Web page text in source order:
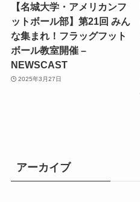
【名城大学・アメリカンフ
ットボール部】第21回 みん
な集まれ！フラッグフット
ボール教室開催 –
NEWSCAST
2025年3月27日
アーカイブ